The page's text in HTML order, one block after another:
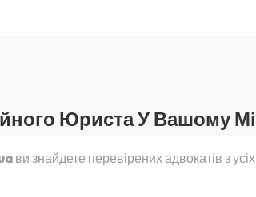
Юриста У Вашому
ви знайдете перевірених адвокатів з